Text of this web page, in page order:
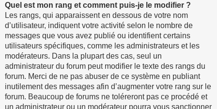
Quel est mon rang et comment puis-je le modifier ?
Les rangs, qui apparaissent en dessous de votre nom
d’utilisateur, indiquent votre activité selon le nombre de
messages que vous avez publié ou identifient certains
utilisateurs spécifiques, comme les administrateurs et les
modérateurs. Dans la plupart des cas, seul un
administrateur du forum peut modifier le texte des rangs du
forum. Merci de ne pas abuser de ce système en publiant
inutilement des messages afin d’augmenter votre rang sur le
forum. Beaucoup de forums ne toléreront pas ce procédé et
un administrateur ou un modérateur pourra vous sanctionner